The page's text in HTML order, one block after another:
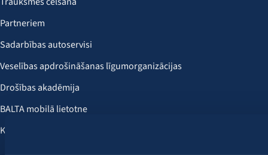
Partneriem
Sadarbības autoservisi
Veselības apdrošināšanas līgumorganizācijas
Drošības akadēmija
BALTA mobilā lietotne
Klientu labumi